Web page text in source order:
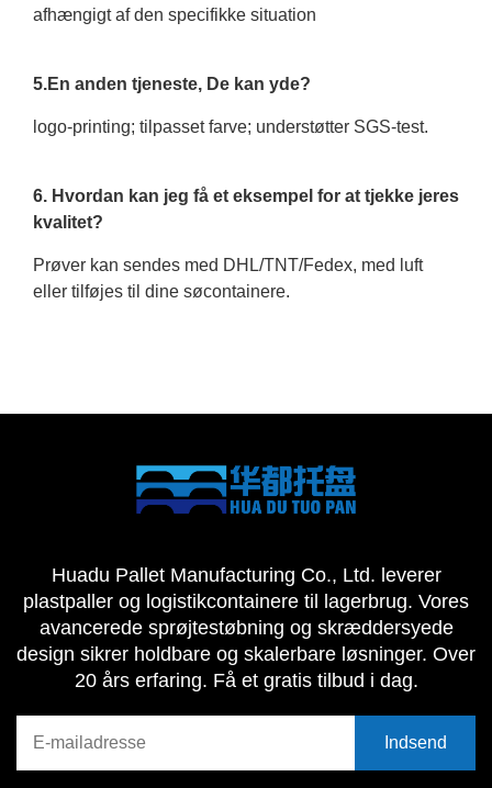
afhængigt af den specifikke situation
5.En anden tjeneste, De kan yde?
logo-printing; tilpasset farve; understøtter SGS-test.
6. Hvordan kan jeg få et eksempel for at tjekke jeres
kvalitet?
Prøver kan sendes med DHL/TNT/Fedex, med luft
eller tilføjes til dine søcontainere.
Huadu Pallet Manufacturing Co., Ltd. leverer
plastpaller og logistikcontainere til lagerbrug. Vores
avancerede sprøjtestøbning og skræddersyede
design sikrer holdbare og skalerbare løsninger. Over
20 års erfaring. Få et gratis tilbud i dag.